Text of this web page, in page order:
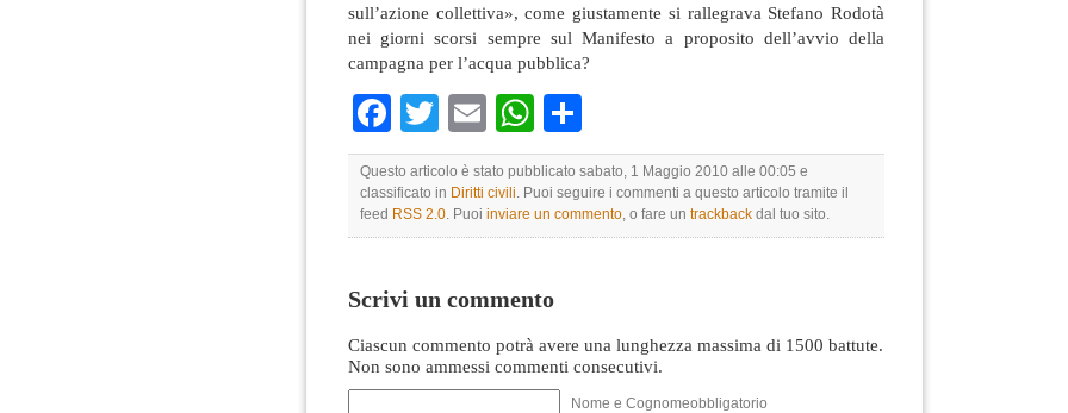
sull’azione collettiva», come giustamente si rallegrava Stefano Rodotà
nei giorni scorsi sempre sul Manifesto a proposito dell’avvio della
campagna per l’acqua pubblica?
Facebook
TwitterEmailWhatsApp
Questo articolo è stato pubblicato sabato, 1 Maggio 2010 alle 00:05 e
classificato in Diritti civili. Puoi seguire i commenti a questo articolo tramite il
feed RSS 2.0. Puoi inviare un commento, o fare un trackback dal tuo sito.
Scrivi un commento
Ciascun commento potrà avere una lunghezza massima di 1500 battute.
Non sono ammessi commenti consecutivi.
Nome e Cognomeobbligatorio